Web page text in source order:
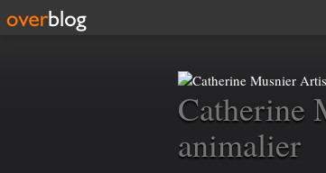
Catherine
animalier